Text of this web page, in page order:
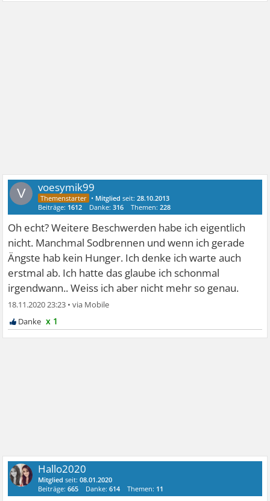
V voesymik99
• Mitglied seit:28.10.2013
Beiträge: 1612 Danke:316 Themen:228
Oh echt? Weitere Beschwerden habe ich eigentlich
nicht. Manchmal Sodbrennen und wenn ich gerade
Ängste hab kein Hunger. Ich denke ich warte auch
erstmal ab. Ich hatte das glaube ich schonmal
irgendwann.. Weiss ich aber nicht mehr so genau.
18.11.2020 23:23 •
x 1
Hallo2020
Mitglied seit:08.01.2020
Beiträge:665 Danke:614 Themen: 11